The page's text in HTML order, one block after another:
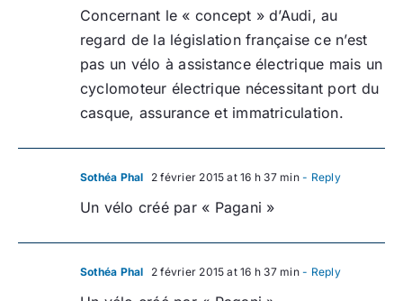
Concernant le « concept » d’Audi, au
regard de la législation française ce n’est
pas un vélo à assistance électrique mais un
cyclomoteur électrique nécessitant port du
casque, assurance et immatriculation.
Sothéa Phal 2 février 2015 at 16 h 37 min- Reply
Un vélo créé par « Pagani »
Sothéa Phal 2 février 2015 at 16 h 37 min- Reply